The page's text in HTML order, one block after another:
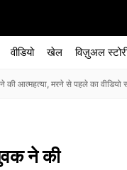
वीडियो खेल विज़ुअल
आत्महत्या, मरने से पहले का वीडियो
ने की